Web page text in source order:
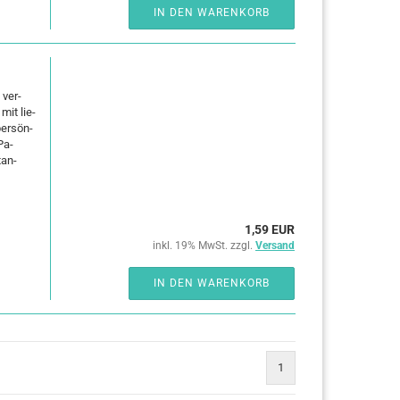
IN DEN WARENKORB
ver­
mit lie­
1,59 EUR
inkl. 19% MwSt. zzgl. Versand
IN DEN WARENKORB
1